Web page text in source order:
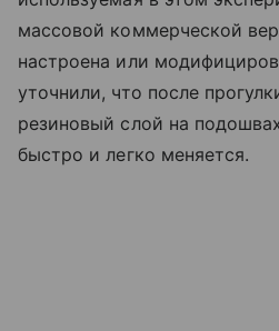
массовой коммерческой
настроена или
уточнили, что после
резиновый слой на
быстро и легко меняется.